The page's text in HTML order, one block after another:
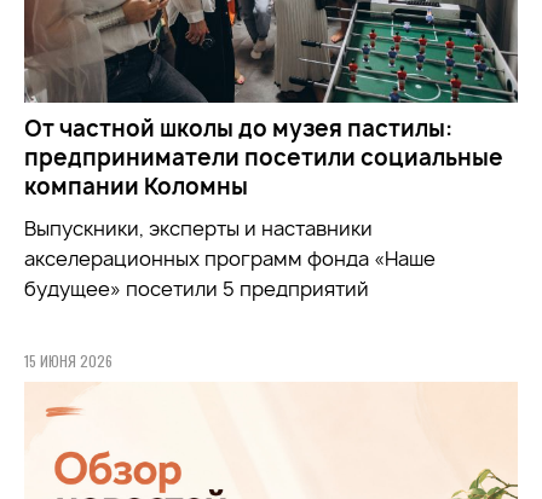
От частной школы до музея пастилы:
предприниматели посетили социальные
компании Коломны
Выпускники, эксперты и наставники
акселерационных программ фонда «Наше
будущее» посетили 5 предприятий
15 ИЮНЯ 2026